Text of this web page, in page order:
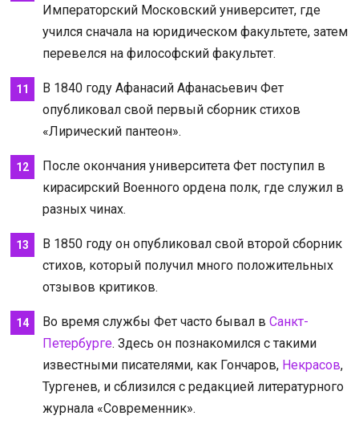
Императорский Московский университет, где
учился сначала на юридическом факультете, затем
перевелся на философский факультет.
В 1840 году Афанасий Афанасьевич Фет
опубликовал свой первый сборник стихов
«Лирический пантеон».
После окончания университета Фет поступил в
кирасирский Военного ордена полк, где служил в
разных чинах.
В 1850 году он опубликовал свой второй сборник
стихов, который получил много положительных
отзывов критиков.
Во время службы Фет часто бывал в Санкт-
Петербурге. Здесь он познакомился с такими
известными писателями, как Гончаров, Некрасов,
Тургенев, и сблизился с редакцией литературного
журнала «Современник».